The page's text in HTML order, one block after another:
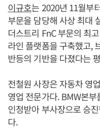
이규호는 2020년 11월부
부문을 담당해 사상 최대
더스트리 FnC 부문의 최
라인 플랫폼을 구축했고,
반등의 기반을 다졌다는
전철원 사장은 자동차 영
영업 전문가다. BMW본
인정받아 부사장으로 승
다.